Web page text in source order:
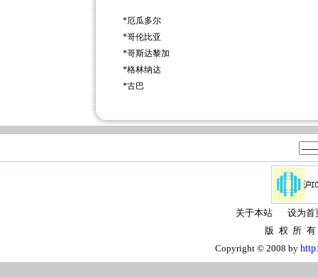
*厄瓜多尔
*哥伦比亚
*哥斯达黎加
*格林纳达
*古巴